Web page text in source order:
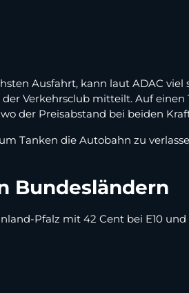
Ausfahrt, kann laut ADAC
Verkehrsclub mitteilt. Auf
der Preisabstand bei beiden
Tanken die Autobahn zu
Bundesländern
Pfalz mit 42 Cent bei E10